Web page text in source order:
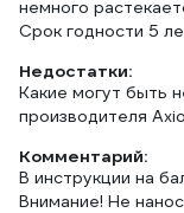
немного
Срок годности 5
Недостатки:
Какие могут быть
производителя
Комментарий:
В инструкции на
Внимание! Не